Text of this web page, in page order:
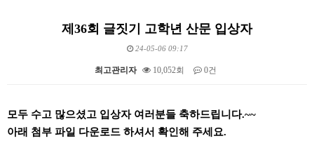
제36회 글짓기 고학년 산문 입상자
24-05-06 09:17
최고관리자 10,052회 0건
모두 수고 많으셨고 입상자 여러분들 축하드립니다.~~
아래 첨부 파일 다운로드 하셔서 확인해 주세요.